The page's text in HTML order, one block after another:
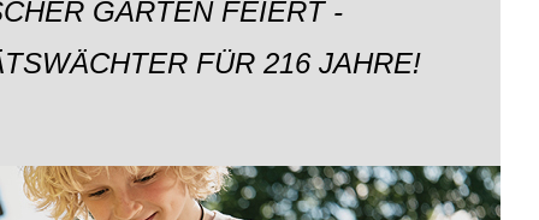
GARTEN FEIERT -
FÜR 216 JAHRE!